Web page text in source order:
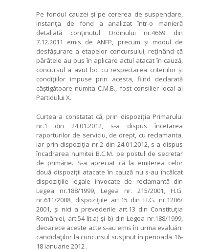
Pe fondul cauzei și pe cererea de suspendare,
instanţa de fond a analizat într-o manieră
detaliată conţinutul Ordinului nr.4669 din
7.12.2011 emis de ANFP, precum și modul de
desfășurare a etapelor concursului, reţinând că
pârâtele au pus în aplicare actul atacat în cauză,
concursul a avut loc cu respectarea criteriilor și
condiţiilor impuse prin acesta, fiind declarată
câștigătoare numita C.M.B., fost consilier local al
Partidului X.
Curtea a constatat că, prin dispoziţia Primarului
nr.1 din 24.01.2012, s-a dispus încetarea
raporturilor de serviciu, de drept, cu reclamanta,
iar prin dispoziţia nr.2 din 24.01.2012, s-a dispus
încadrarea numitei B.C.M. pe postul de secretar
de primărie. S-a apreciat că la emiterea celor
două dispoziţii atacate în cauză nu s-au încălcat
dispoziţiile legale invocate de reclamantă din
Legea nr.188/1999, Legea nr. 215/2001, H.G.
nr.611/2008, dispoziţiile art.15 din H.G. nr.1206/
2001, și nici a prevederile art.13 din Constituţia
României, art.54 lit.a) și b) din Legea nr.188/1999,
deoarece aceste acte s-au emis în urma evaluării
candidaţilor la concursul susţinut în perioada 16-
18 ianuarie 2012 .